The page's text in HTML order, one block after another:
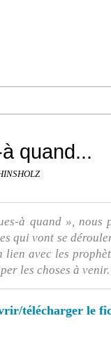
quand...
à quand », nous
qui vont se
avec les
les choses à venir.
télécharger le